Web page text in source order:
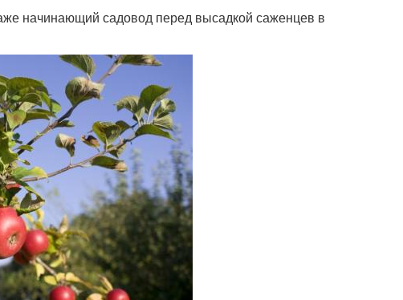
начинающий садовод перед высадкой саженцев в